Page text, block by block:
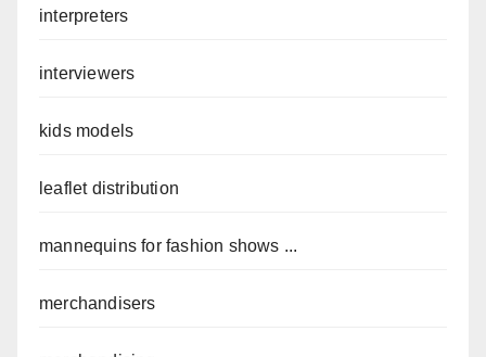
interpreters
interviewers
kids models
leaflet distribution
mannequins for fashion shows ...
merchandisers